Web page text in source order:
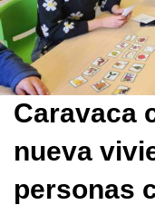
Caravaca
nueva
personas